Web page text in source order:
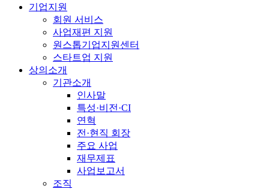
기업지원
회원 서비스
사업재편 지원
원스톱기업지원센터
스타트업 지원
상의소개
기관소개
인사말
특성·비전·CI
연혁
전·현직 회장
주요 사업
재무제표
사업보고서
조직